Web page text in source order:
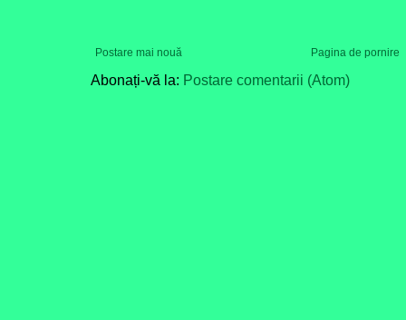
Postare mai nouă Pagina de pornire
Abonați-vă la: Postare comentarii (Atom)